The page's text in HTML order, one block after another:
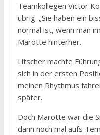
Teamkollegen Victor
übrig. „Sie haben ein
normal ist, wenn man
Marotte hinterher.
Litscher machte
sich in der ersten
meinen Rhythmus
später.
Doch Marotte war die
dann noch mal aufs